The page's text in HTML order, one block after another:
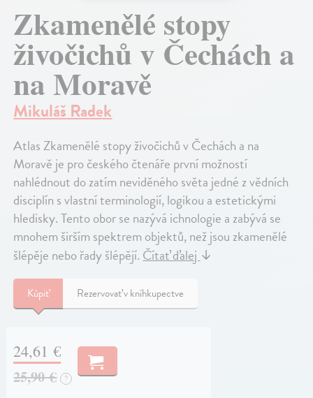
Zkamenělé stopy
živočichů v Čechách a
na Moravě
Mikuláš Radek
Atlas Zkamenělé stopy živočichů v Čechách a na
Moravě je pro českého čtenáře první možností
nahlédnout do zatím neviděného světa jedné z vědních
disciplín s vlastní terminologií, logikou a estetickými
hledisky. Tento obor se nazývá ichnologie a zabývá se
mnohem širším spektrem objektů, než jsou zkamenělé
šlépěje nebo řady šlépějí. Čítať ďalej ↓
Kúpiť Rezervovať v kníhkupectve
24,61 €
25,90 € ?